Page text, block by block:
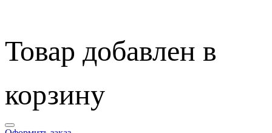
Товар добавлен в
корзину